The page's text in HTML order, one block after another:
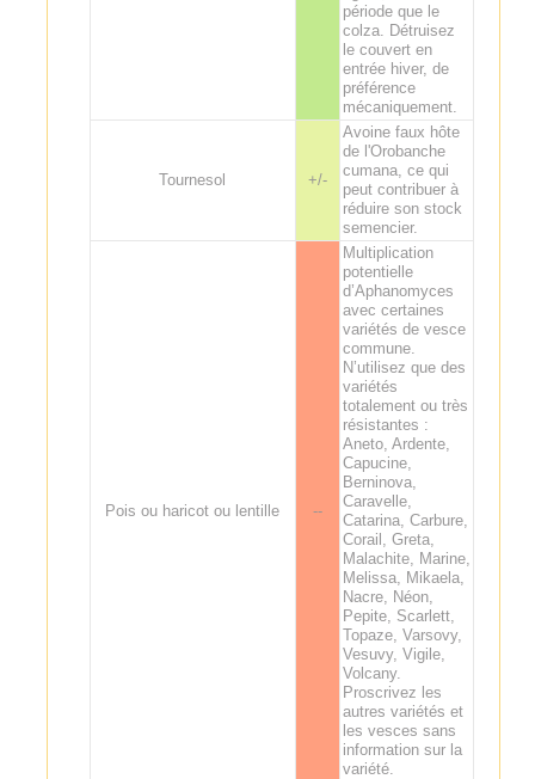
période que le
colza. Détruisez
le couvert en
entrée hiver, de
préférence
mécaniquement.
Tournesol +/-
Avoine faux hôte
de l'Orobanche
cumana, ce qui
peut contribuer à
réduire son stock
semencier.
Pois ou haricot ou lentille --
Multiplication
potentielle
d’Aphanomyces
avec certaines
variétés de vesce
commune.
N’utilisez que des
variétés
totalement ou très
résistantes :
Aneto, Ardente,
Capucine,
Berninova,
Caravelle,
Catarina, Carbure,
Corail, Greta,
Malachite, Marine,
Melissa, Mikaela,
Nacre, Néon,
Pepite, Scarlett,
Topaze, Varsovy,
Vesuvy, Vigile,
Volcany.
Proscrivez les
autres variétés et
les vesces sans
information sur la
variété.